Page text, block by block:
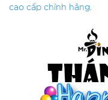
cao cấp chính hãng.